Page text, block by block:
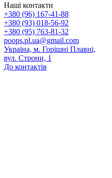
Наші контакти
+380 (96) 167-41-88
+380 (93) 018-56-92
+380 (95) 763-81-32
poops.pl.ua@gmail.com
Україна, м. Горішні Плавні,
вул. Строни, 1
До контактів